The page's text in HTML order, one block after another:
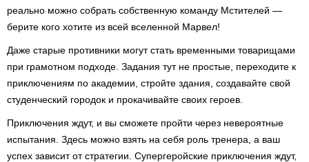
реально можно собрать собственную команду Мстителей —
берите кого хотите из всей вселенной Марвел!
Даже старые противники могут стать временными товарищами
при грамотном подходе. Задания тут не простые, переходите к
приключениям по академии, стройте здания, создавайте свой
студенческий городок и прокачивайте своих героев.
Приключения ждут, и вы сможете пройти через невероятные
испытания. Здесь можно взять на себя роль тренера, а ваш
успех зависит от стратегии. Супергеройские приключения ждут,